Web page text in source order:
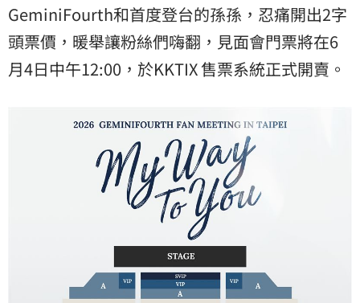
GeminiFourth和首度登台的孫孫，忍痛開出2字
頭票價，暖舉讓粉絲們嗨翻，見面會門票將在6
月4日中午12:00，於KKTIX 售票系統正式開賣。